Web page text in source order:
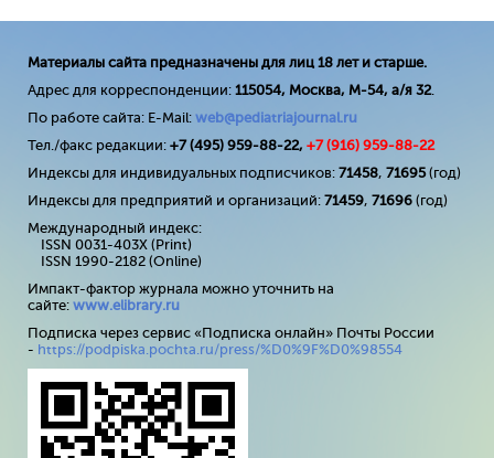
Материалы сайта предназначены для лиц 18 лет и старше.
Адрес для корреспонденции: 115054, Москва, М-54, а/я 32.
По работе сайта: E-Mail: web@pediatriajournal.ru
Тел./факс редакции: +7 (495) 959-88-22, +7 (916) 959-88-22
Индексы для индивидуальных подписчиков: 71458, 71695(год)
Индексы для предприятий и организаций: 71459, 71696 (год)
Международный индекс:
ISSN 0031-403X (Print)
ISSN 1990-2182 (Online)
Импакт-фактор журнала можно уточнить на
сайте: www.elibrary.ru
Подписка через сервис «Подписка онлайн» Почты России
- https://podpiska.pochta.ru/press/%D0%9F%D0%98554